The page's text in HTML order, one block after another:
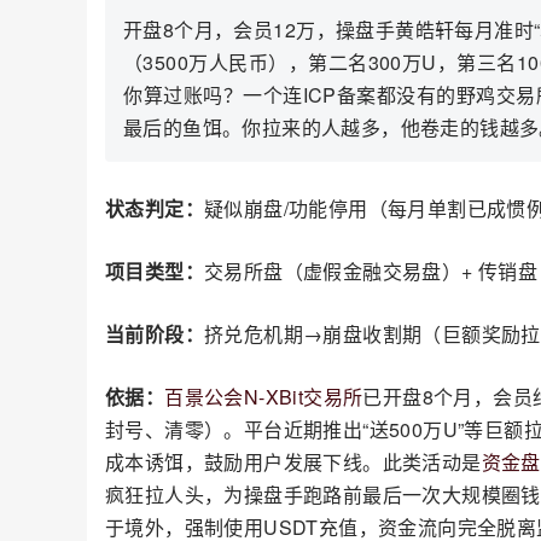
开盘8个月，会员12万，操盘手黄皓轩每月准
（3500万人民币），第二名300万U，第三名
你算过账吗？一个连ICP备案都没有的野鸡交
最后的鱼饵。你拉来的人越多，他卷走的钱越
状态判定： 疑似崩盘/功能停用（每月单割已成惯
项目类型： 交易所盘（虚假金融交易盘）+ 传销盘
当前阶段： 挤兑危机期→崩盘收割期（巨额奖励
依据： 百景公会N-XBit交易所已开盘8个月，会员
封号、清零）。平台近期推出“送500万U”等巨额
成本诱饵，鼓励用户发展下线。此类活动是资金盘
疯狂拉人头，为操盘手跑路前最后一次大规模圈
于境外，强制使用USDT充值，资金流向完全脱